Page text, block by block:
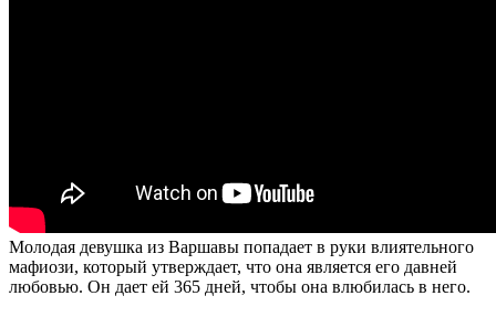
Молодая девушка из Варшавы попадает в руки влиятельного
мафиози, который утверждает, что она является его давней
любовью. Он дает ей 365 дней, чтобы она влюбилась в него.